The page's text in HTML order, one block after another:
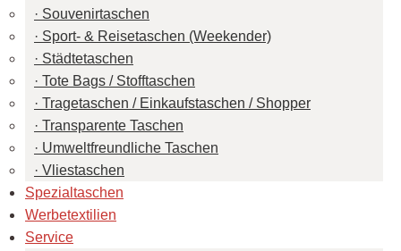
Souvenirtaschen
Sport- & Reisetaschen (Weekender)
Städtetaschen
Tote Bags / Stofftaschen
Tragetaschen / Einkaufstaschen / Shopper
Transparente Taschen
Umweltfreundliche Taschen
Vliestaschen
Spezialtaschen
Werbetextilien
Service